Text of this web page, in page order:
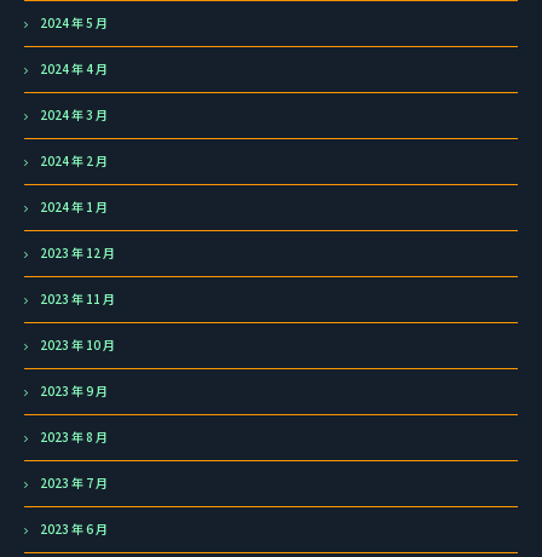
2024 年 5 月
2024 年 4 月
2024 年 3 月
2024 年 2 月
2024 年 1 月
2023 年 12 月
2023 年 11 月
2023 年 10 月
2023 年 9 月
2023 年 8 月
2023 年 7 月
2023 年 6 月